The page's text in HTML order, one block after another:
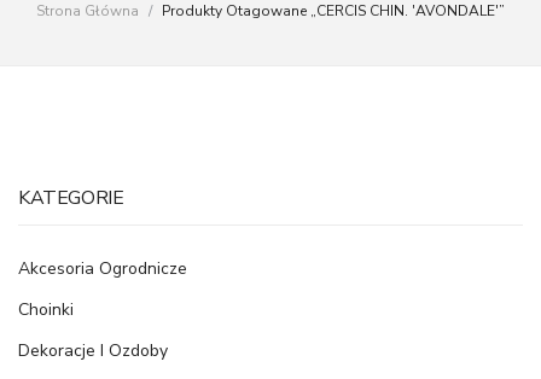
Strona Główna / Produkty Otagowane „CERCIS CHIN. 'AVONDALE'”
KATEGORIE
Akcesoria Ogrodnicze
Choinki
Dekoracje I Ozdoby